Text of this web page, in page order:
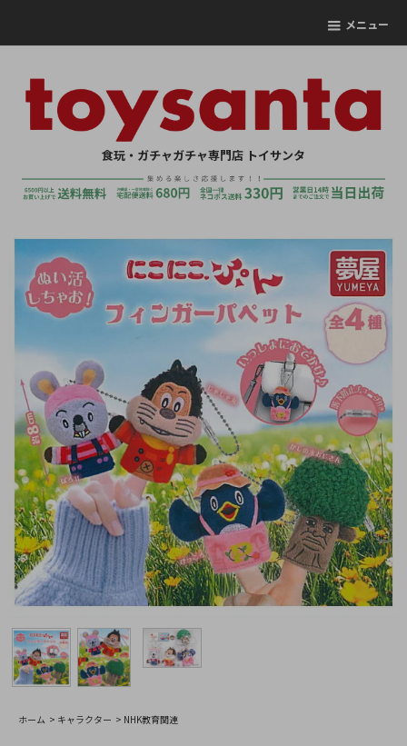
メニュー
食玩・ガチャガチャ専門店 トイサンタ
ホーム > キャラクター > NHK教育関連